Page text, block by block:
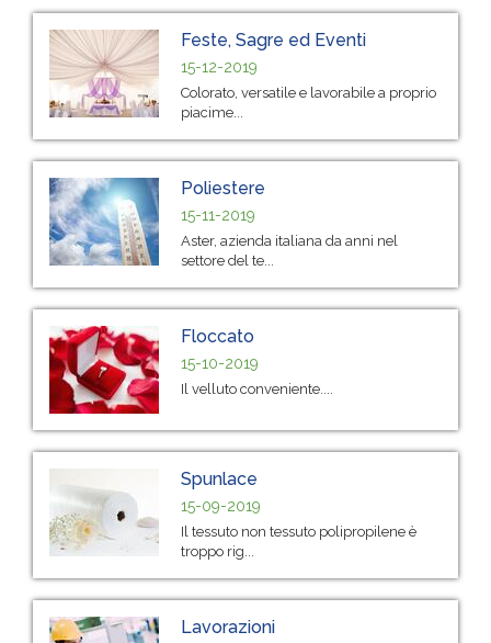
Feste, Sagre ed Eventi
15-12-2019
Colorato, versatile e lavorabile a proprio
piacime...
Poliestere
15-11-2019
Aster, azienda italiana da anni nel
settore del te...
Floccato
15-10-2019
Il velluto conveniente....
Spunlace
15-09-2019
Il tessuto non tessuto polipropilene è
troppo rig...
Lavorazioni